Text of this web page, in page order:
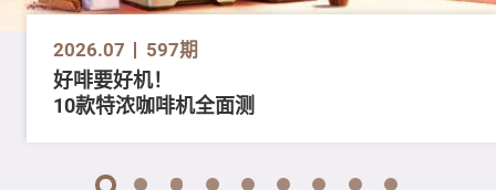
2026.07 597期
好啡要好机！
10款特浓咖啡机全面测